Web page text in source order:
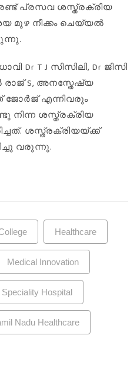
പ്രസവ ശസ്ത്രക്രിയ
മുഴ നീക്കം ചെയ്യൽ
Dr T J സിസിലി, Dr ജിസി
S, അനസ്തേഷ്യ
ജോർജ് എന്നിവരും
നിന്ന ശസ്ത്രക്രിയ
ശസ്ത്രക്രിയയ്ക്ക്
വരുന്നു.
Healthcare
Medical Innovation
Speciality Hospital
Nadu Healthcare